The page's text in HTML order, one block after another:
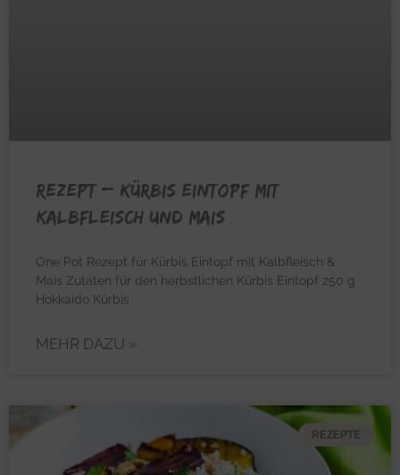
REZEPT – Kürbis Eintopf mit
Kalbfleisch und Mais
One Pot Rezept für Kürbis Eintopf mit Kalbfleisch &
Mais Zutaten für den herbstlichen Kürbis Eintopf 250 g
Hokkaido Kürbis
MEHR DAZU »
REZEPTE